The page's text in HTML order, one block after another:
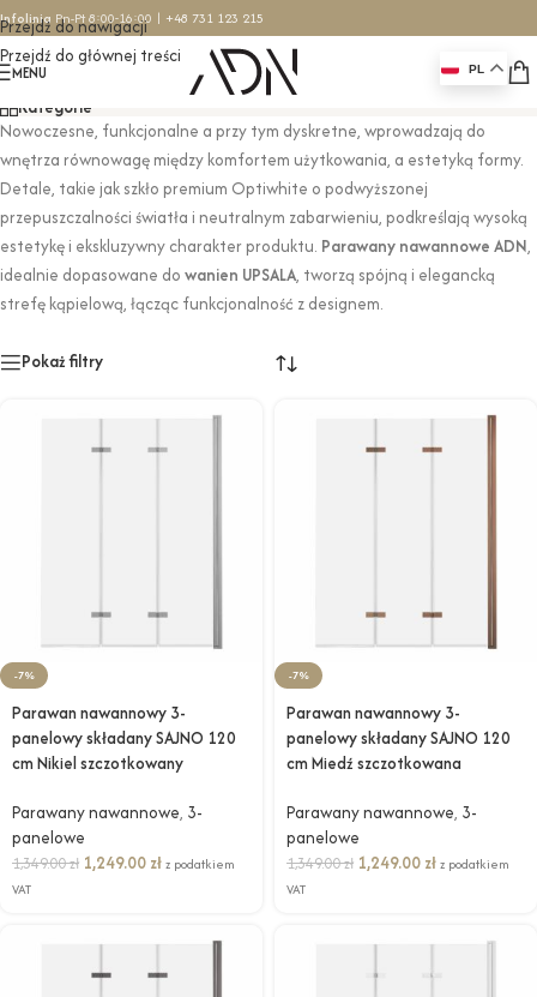
Przejdź do nawigacji
Przejdź do głównej treści
Infolinia Pn-Pt 8:00-16:00 | +48 731 123 215
MENU PL
Parawany nawannowe
Kategorie
Nowoczesne, funkcjonalne a przy tym dyskretne, wprowadzają do
wnętrza równowagę między komfortem użytkowania, a estetyką formy.
Detale, takie jak szkło premium Optiwhite o podwyższonej
przepuszczalności światła i neutralnym zabarwieniu, podkreślają wysoką
estetykę i ekskluzywny charakter produktu. Parawany nawannowe ADN,
idealnie dopasowane do wanien UPSALA, tworzą spójną i elegancką
strefę kąpielową, łącząc funkcjonalność z designem.
Pokaż filtry
-7%
Parawan nawannowy 3-
panelowy składany SAJNO 120
cm Nikiel szczotkowany
Parawany nawannowe, 3-
panelowe
1,349.00zł 1,249.00 złz podatkiem
VAT
-7%
Parawan nawannowy 3-
panelowy składany SAJNO 120
cm Miedź szczotkowana
Parawany nawannowe, 3-
panelowe
1,349.00zł 1,249.00 złz podatkiem
VAT